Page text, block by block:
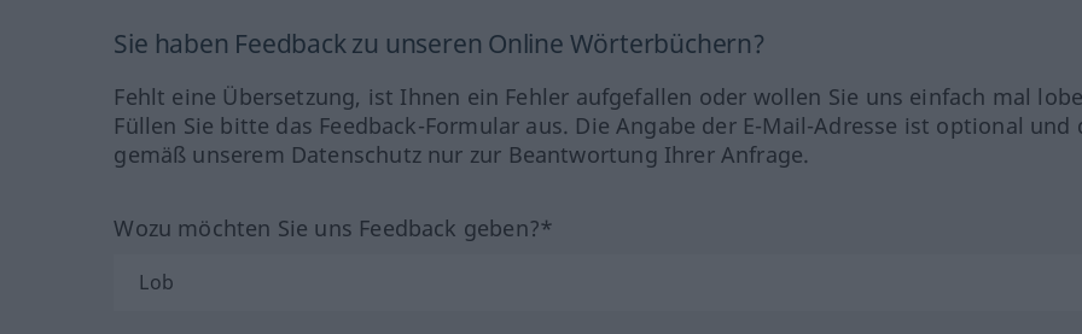
Sie haben Feedback zu unseren Online Wörterbüchern?
Fehlt eine Übersetzung, ist Ihnen ein Fehler aufgefallen oder wollen Sie uns einfach mal
Füllen Sie bitte das Feedback-Formular aus. Die Angabe der E-Mail-Adresse ist optional und
gemäß unserem Datenschutz nur zur Beantwortung Ihrer Anfrage.
Wozu möchten Sie uns Feedback geben?*